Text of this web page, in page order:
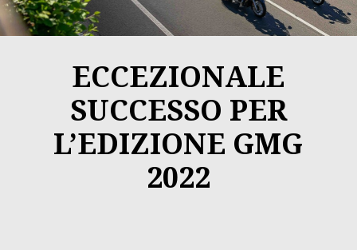
ECCEZIONALE
SUCCESSO PER
L’EDIZIONE GMG
2022